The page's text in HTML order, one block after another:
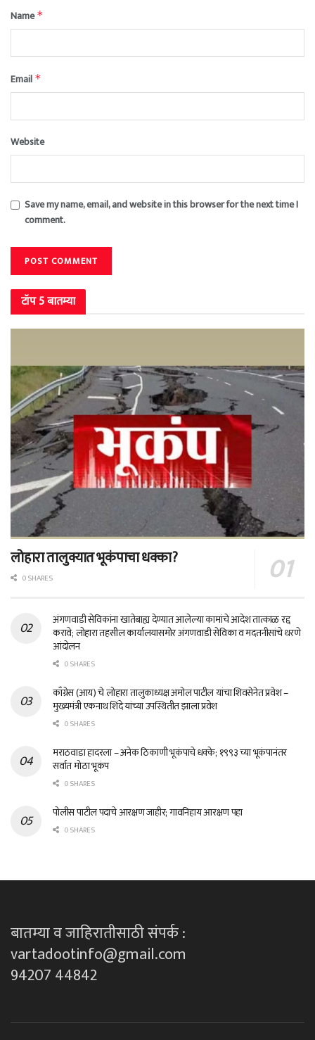
Name*
Email *
Website
Save my name, email, and website in this browser for the next time I
comment.
टॉप 5 बातम्या
लोहारा तालुक्यात भूकंपाचा धक्का?
0 SHARES
अंगणवाडी सेविकांना खातेबाह्य देण्यात आलेल्या कामांचे आदेश तात्काळ रद्द
करावे; लोहारा तहसील कार्यालयासमोर अंगणवाडी सेविका व मदतनीसांचे धरणे
आंदोलन
0 SHARES
काँग्रेस (आय) चे लोहारा तालुकाध्यक्ष अमोल पाटील यांचा शिवसेनेत प्रवेश –
मुख्यमंत्री एकनाथ शिंदे यांच्या उपस्थितीत झाला प्रवेश
0 SHARES
मराठवाडा हादरला – अनेक ठिकाणी भूकंपाचे धक्के; १९९३ च्या भूकंपानंतर
सर्वात मोठा भूकंप
0 SHARES
पोलीस पाटील पदाचे आरक्षण जाहीर; गावनिहाय आरक्षण पहा
0 SHARES
बातम्या व जाहिरातीसाठी संपर्क :
vartadootinfo@gmail.com
94207 44842